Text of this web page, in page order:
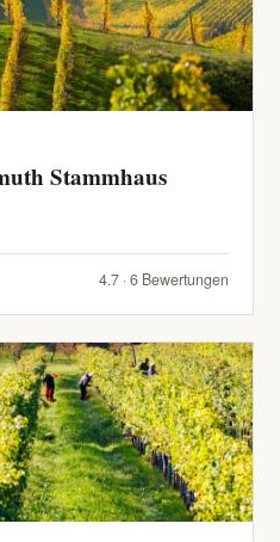
Stammhaus
4.7 · 6 Bewertungen